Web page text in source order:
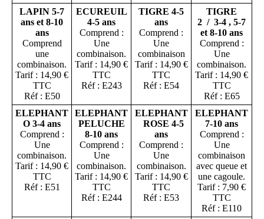
LAPIN 5-7
ans et 8-10
ans
Comprend
une
combinaison.
Tarif : 14,90 €
TTC
Réf : E50
ECUREUIL
4-5 ans
Comprend :
Une
combinaison.
Tarif : 14,90 €
TTC
Réf : E243
TIGRE 4-5
ans
Comprend :
Une
combinaison
Tarif : 14,90 €
TTC
Réf : E54
TIGRE
2 / 3-4 , 5-7
et 8-10 ans
Comprend :
Une
combinaison.
Tarif : 14,90 €
TTC
Réf : E65
ELEPHANT
O 3-4 ans
Comprend :
Une
combinaison.
Tarif : 14,90 €
TTC
Réf : E51
ELEPHANT
PELUCHE
8-10 ans
Comprend :
Une
combinaison.
Tarif : 14,90 €
TTC
Réf : E244
ELEPHANT
ROSE 4-5
ans
Comprend :
Une
combinaison.
Tarif : 14,90 €
TTC
Réf : E53
ELEPHANT
7-10 ans
Comprend :
Une
combinaison
avec queue et
une cagoule.
Tarif : 7,90 €
TTC
Réf : E110